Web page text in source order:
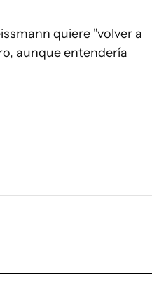
quiere "volver a
aunque entendería